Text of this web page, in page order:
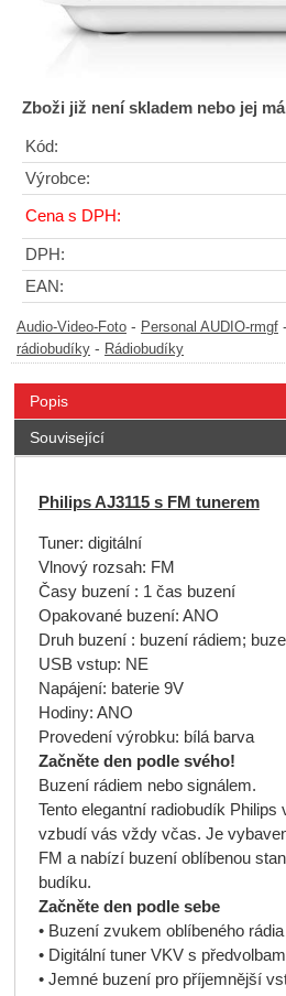
Zboži již není skladem nebo jej
Kód:
Výrobce:
Cena s DPH:
DPH:
EAN:
Audio-Video-Foto - Personal AUDIO-rmgf -
rádiobudíky - Rádiobudíky
Popis
Související
Philips AJ3115 s FM tunerem
Tuner: digitální
Vlnový rozsah: FM
Časy buzení : 1 čas buzení
Opakované buzení: ANO
Druh buzení : buzení rádiem;
USB vstup: NE
Napájení: baterie 9V
Hodiny: ANO
Provedení výrobku: bílá barva
Začněte den podle svého!
Buzení rádiem nebo signálem.
Tento elegantní radiobudík
vzbudí vás vždy včas. Je
FM a nabízí buzení oblíbenou
budíku.
Začněte den podle sebe
• Buzení zvukem oblíbeného
• Digitální tuner VKV s
• Jemné buzení pro příjemnější